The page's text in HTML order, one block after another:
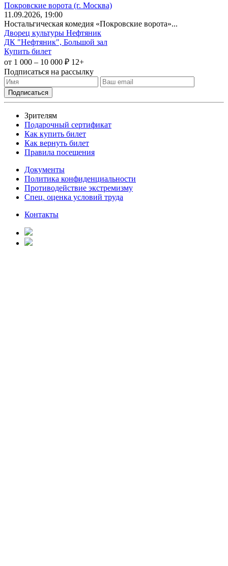
Покровские ворота (г. Москва)
11 .09.2026, 19:00
Ностальгическая комедия «Покровские ворота»...
Дворец культуры Нефтяник
ДК "Нефтяник", Большой зал
Купить билет
от 1 000 – 10 000 ₽ 12+
Подписаться на рассылку
Зрителям
Подарочный сертификат
Как купить билет
Как вернуть билет
Правила посещения
Документы
Политика конфиденциальности
Противодействие экстремизму
Спец. оценка условий труда
Контакты